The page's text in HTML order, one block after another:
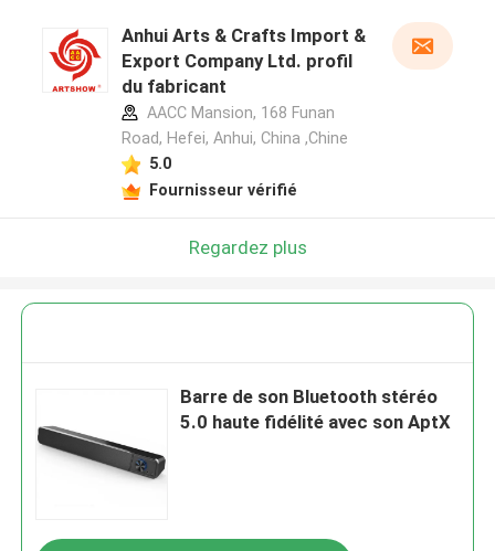
Anhui Arts & Crafts Import &
Export Company Ltd. profil
du fabricant
AACC Mansion, 168 Funan
Road, Hefei, Anhui, China ,Chine
5.0
Fournisseur vérifié
Regardez plus
Barre de son Bluetooth stéréo
5.0 haute fidélité avec son AptX